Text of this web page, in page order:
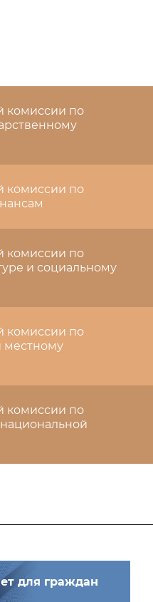
комиссии по
комиссии по
комиссии по
и социальному
комиссии по
местному
комиссии по
для граждан